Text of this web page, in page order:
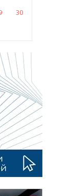
30